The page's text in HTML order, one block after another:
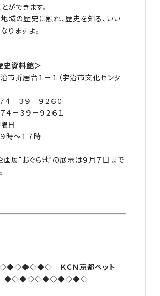
ができます。
域の歴史に触れ、歴史を知る、いい
りますよ。
史資料館＞
市折居台１－１（宇治市文化センタ
４－３９－９２６０
４－３９－９２６１
日
時～１７時
展“おぐら池”の展示は９月７日まで
ＫＣＮ京都ペット
◆◇◆◇◇◆◇◆◇◆◇